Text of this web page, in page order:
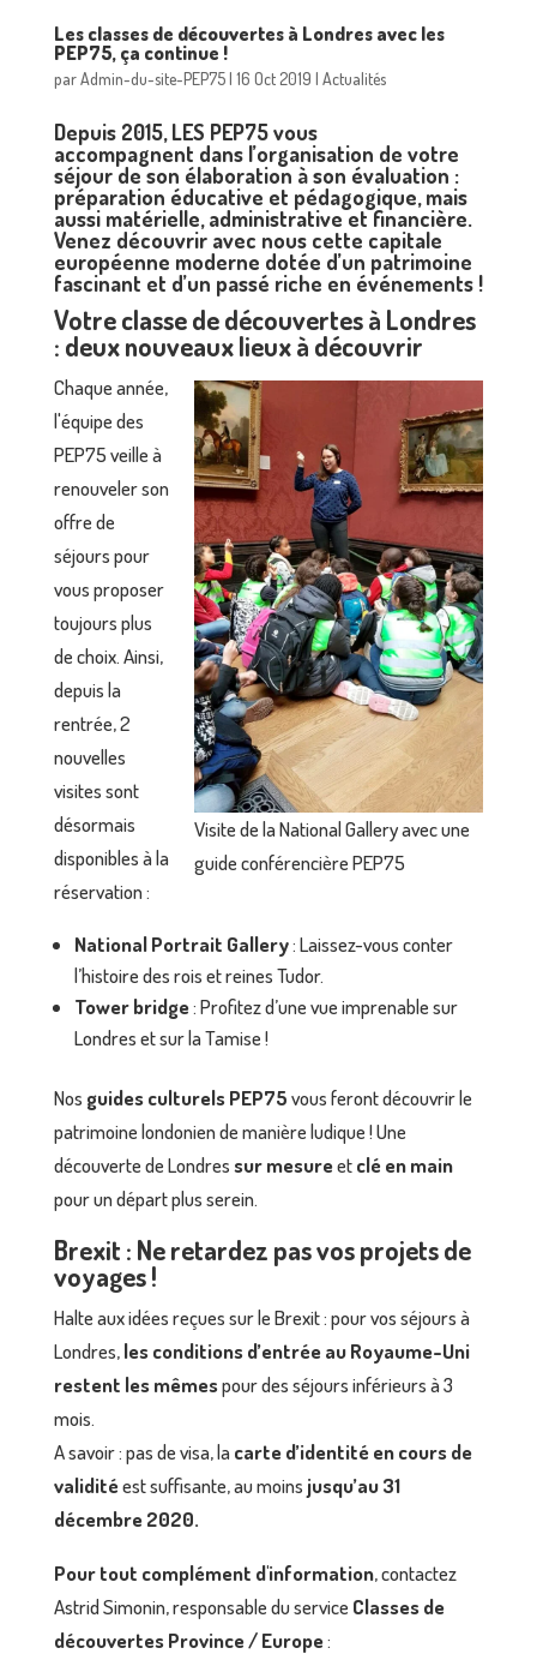
Les classes de découvertes à Londres avec les
PEP75, ça continue !
parAdmin-du-site-PEP75| 16 Oct 2019 | Actualités
Depuis 2015,LES PEP75vous
accompagnent dans l’organisation de votre
séjour de son élaboration à son évaluation :
préparation éducative et pédagogique, mais
aussi matérielle, administrative et financière.
Venez découvrir avec nous cette capitale
européenne moderne dotée d’un patrimoine
fascinant et d’un passé riche en événements !
Votre classe de découvertes à Londres
: deux nouveaux lieux à découvrir
Visite de la National Gallery avec une
guide conférencière PEP75
Chaque année,
l'équipe des
PEP75 veille à
renouveler son
offre de
séjours pour
vous proposer
toujours plus
de choix. Ainsi,
depuis la
rentrée, 2
nouvelles
visites sont
désormais
disponibles à la
réservation :
National Portrait Gallery: Laissez-vous conter
l’histoire des rois et reines Tudor.
Tower bridge: Profitez d’une vue imprenable sur
Londres et sur la Tamise !
Nos guides culturels PEP75vous feront découvrir le
patrimoine londonien de manière ludique ! Une
découverte de Londressur mesureetclé en main
pour un départ plus serein.
Brexit : Ne retardez pas vos projets de
voyages !
Halte aux idées reçues sur le Brexit : pour vos séjours à
Londres,les conditions d’entrée au Royaume-Uni
restent les mêmespour des séjours inférieurs à 3
mois.
A savoir : pas de visa, la carte d’identité en cours de
validitéest suffisante, au moins jusqu’au 31
décembre 2020.
Pour tout complément d'information, contactez
Astrid Simonin, responsable du service Classes de
découvertes Province / Europe: